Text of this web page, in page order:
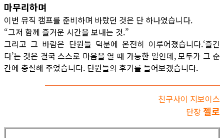
마무리하며
이번 뮤직 캠프를 준비하며 바랐던 것은 단 하나였습니다.
“그저 함께 즐거운 시간을 보내는 것.”
그리고 그 바람은 단원들 덕분에 온전히 이루어졌습니다.‘즐긴
다’는 것은 결국 스스로 마음을 열 때 가능한 일인데, 모두가 그 순
간에 충실해 주었습니다. 단원들의 후기를 들어보겠습니다.
친구사이 지보이스
단장 젤로